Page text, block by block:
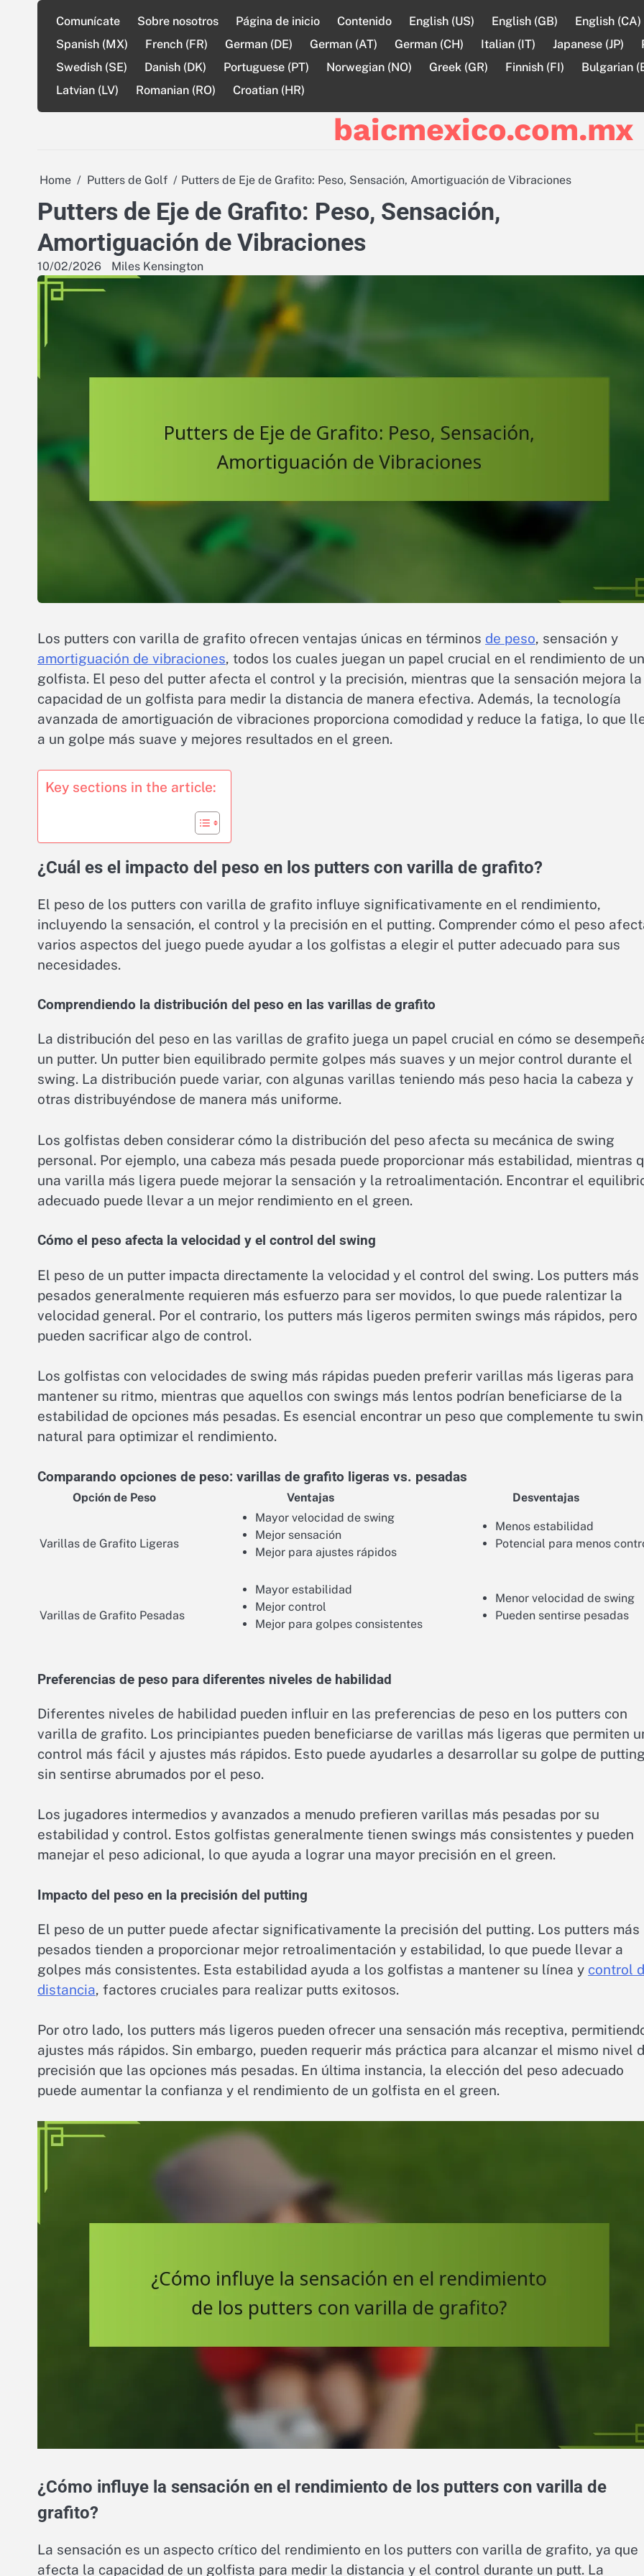
Comunícate Sobre nosotros Página de inicio Contenido English (US) English (GB)
English (CA)
Spanish (MX)
French (FR) German (DE) German (AT) German (CH) Italian (IT) Japanese (JP)
Swedish (SE)
Danish (DK) Portuguese (PT) Norwegian (NO) Greek (GR) Finnish (FI)
Bulgarian
Latvian (LV)
Romanian (RO) Croatian (HR)
baicmexico.com.mx
Home Putters de Golf Putters de Eje de Grafito: Peso, Sensación, Amortiguación de Vibraciones
Putters de Eje de Grafito: Peso, Sensación,
Amortiguación de Vibraciones
10/02/2026 Miles Kensington
Los putters con varilla de grafito ofrecen ventajas únicas en términos de peso, sensación y
amortiguación de vibraciones, todos los cuales juegan un papel crucial en el rendimiento de un
golfista. El peso del putter afecta el control y la precisión, mientras que la sensación mejora la
capacidad de un golfista para medir la distancia de manera efectiva. Además, la tecnología
avanzada de amortiguación de vibraciones proporciona comodidad y reduce la fatiga, lo que
a un golpe más suave y mejores resultados en el green.
Key sections in the article:
¿Cuál es el impacto del peso en los putters con varilla de grafito?
El peso de los putters con varilla de grafito influye significativamente en el rendimiento,
incluyendo la sensación, el control y la precisión en el putting. Comprender cómo el peso
varios aspectos del juego puede ayudar a los golfistas a elegir el putter adecuado para sus
necesidades.
Comprendiendo la distribución del peso en las varillas de grafito
La distribución del peso en las varillas de grafito juega un papel crucial en cómo se
un putter. Un putter bien equilibrado permite golpes más suaves y un mejor control durante el
swing. La distribución puede variar, con algunas varillas teniendo más peso hacia la cabeza y
otras distribuyéndose de manera más uniforme.
Los golfistas deben considerar cómo la distribución del peso afecta su mecánica de swing
personal. Por ejemplo, una cabeza más pesada puede proporcionar más estabilidad, mientras
una varilla más ligera puede mejorar la sensación y la retroalimentación. Encontrar el
adecuado puede llevar a un mejor rendimiento en el green.
Cómo el peso afecta la velocidad y el control del swing
El peso de un putter impacta directamente la velocidad y el control del swing. Los putters más
pesados generalmente requieren más esfuerzo para ser movidos, lo que puede ralentizar la
velocidad general. Por el contrario, los putters más ligeros permiten swings más rápidos, pero
pueden sacrificar algo de control.
Los golfistas con velocidades de swing más rápidas pueden preferir varillas más ligeras para
mantener su ritmo, mientras que aquellos con swings más lentos podrían beneficiarse de la
estabilidad de opciones más pesadas. Es esencial encontrar un peso que complemente tu
natural para optimizar el rendimiento.
Comparando opciones de peso: varillas de grafito ligeras vs. pesadas
Opción de Peso Ventajas Desventajas
Varillas de Grafito Ligeras
Mayor velocidad de swing
Mejor sensación
Mejor para ajustes rápidos
Menos estabilidad
Potencial para menos
Varillas de Grafito Pesadas
Mayor estabilidad
Mejor control
Mejor para golpes consistentes
Menor velocidad de swing
Pueden sentirse pesadas
Preferencias de peso para diferentes niveles de habilidad
Diferentes niveles de habilidad pueden influir en las preferencias de peso en los putters con
varilla de grafito. Los principiantes pueden beneficiarse de varillas más ligeras que permiten
control más fácil y ajustes más rápidos. Esto puede ayudarles a desarrollar su golpe de
sin sentirse abrumados por el peso.
Los jugadores intermedios y avanzados a menudo prefieren varillas más pesadas por su
estabilidad y control. Estos golfistas generalmente tienen swings más consistentes y pueden
manejar el peso adicional, lo que ayuda a lograr una mayor precisión en el green.
Impacto del peso en la precisión del putting
El peso de un putter puede afectar significativamente la precisión del putting. Los putters más
pesados tienden a proporcionar mejor retroalimentación y estabilidad, lo que puede llevar a
golpes más consistentes. Esta estabilidad ayuda a los golfistas a mantener su línea y control
distancia, factores cruciales para realizar putts exitosos.
Por otro lado, los putters más ligeros pueden ofrecer una sensación más receptiva,
ajustes más rápidos. Sin embargo, pueden requerir más práctica para alcanzar el mismo nivel
precisión que las opciones más pesadas. En última instancia, la elección del peso adecuado
puede aumentar la confianza y el rendimiento de un golfista en el green.
¿Cómo influye la sensación en el rendimiento de los putters con varilla de
grafito?
La sensación es un aspecto crítico del rendimiento en los putters con varilla de grafito, ya que
afecta la capacidad de un golfista para medir la distancia y el control durante un putt. La